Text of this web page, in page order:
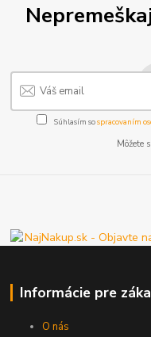
Súhlasím sospracovaním
Môžete
Informácie pre
O nás